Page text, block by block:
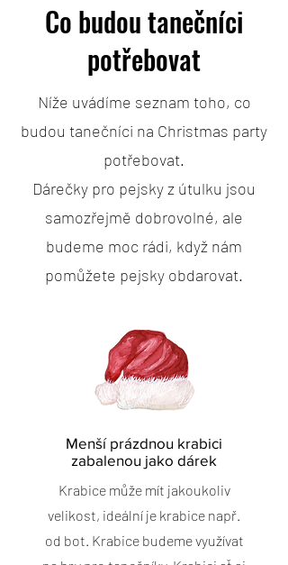
Co budou tanečníci
potřebovat
Níže uvádíme seznam toho, co
budou tanečníci na Christmas party
potřebovat.
Dárečky pro pejsky z útulku jsou
samozřejmě dobrovolné, ale
budeme moc rádi, když nám
pomůžete pejsky obdarovat.
Menší prázdnou krabici
zabalenou jako dárek
Krabice může mít jakoukoliv
velikost, ideální je krabice např.
od bot. Krabice budeme využívat